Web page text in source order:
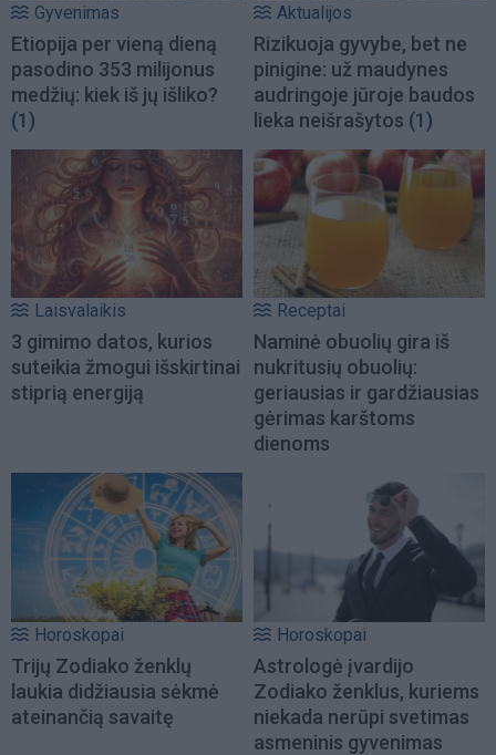
Gyvenimas
Etiopija per vieną dieną
pasodino 353 milijonus
medžių: kiek iš jų išliko?
(1)
Aktualijos
Rizikuoja gyvybe, bet ne
pinigine: už maudynes
audringoje jūroje baudos
lieka neišrašytos (1)
Laisvalaikis
3 gimimo datos, kurios
suteikia žmogui išskirtinai
stiprią energiją
Receptai
Naminė obuolių gira iš
nukritusių obuolių:
geriausias ir gardžiausias
gėrimas karštoms
dienoms
Horoskopai
Trijų Zodiako ženklų
laukia didžiausia sėkmė
ateinančią savaitę
Horoskopai
Astrologė įvardijo
Zodiako ženklus, kuriems
niekada nerūpi svetimas
asmeninis gyvenimas